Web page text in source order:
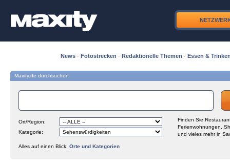
News · Fotostrecken · Redaktionelle Themen · Essen &
Maxity.de durchsuchen
Ort/Region:
Kategorie:
Finden Sie
Ferienwohnungen,
und vieles mehr in
Alles auf einen Blick: Orte und Kategorien